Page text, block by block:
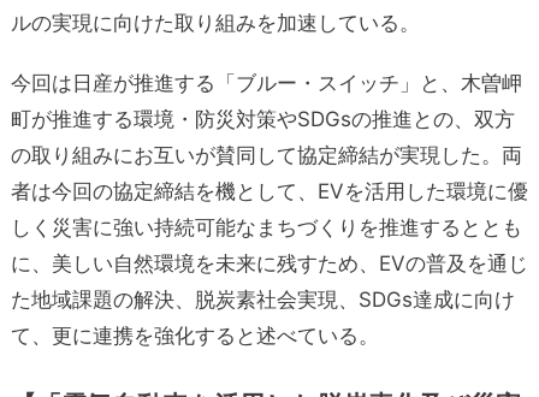
ルの実現に向けた取り組みを加速している。
今回は日産が推進する「ブルー・スイッチ」と、木曽岬
町が推進する環境・防災対策やSDGsの推進との、双方
の取り組みにお互いが賛同して協定締結が実現した。両
者は今回の協定締結を機として、EVを活用した環境に優
しく災害に強い持続可能なまちづくりを推進するととも
に、美しい自然環境を未来に残すため、EVの普及を通じ
た地域課題の解決、脱炭素社会実現、SDGs達成に向け
て、更に連携を強化すると述べている。